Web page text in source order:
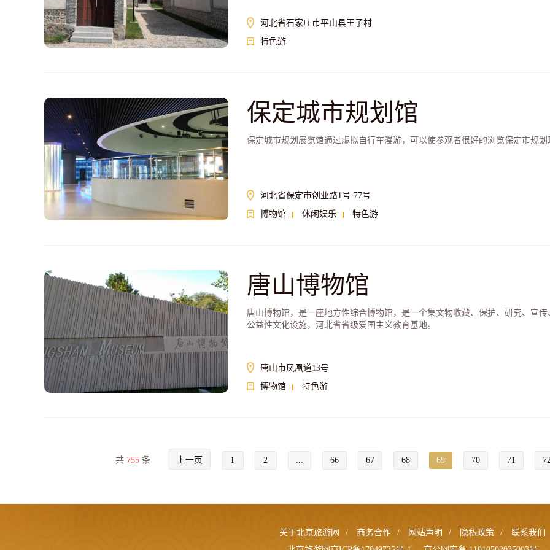
河北省石家庄市平山县王子村
特色游
保定城市规划馆
保定城市规划展览馆通过虚拟自行车漫游，可以使参观者很好的浏览保定市规划
河北省保定市创业路1号-77号
博物馆
休闲娱乐 特色游
唐山博物馆
唐山博物馆，是一座地方性综合博物馆，是一个集文物收藏、保护、研究、宣
公益性文化设施，河北省省级爱国主义教育基地。
唐山市凤凰道13号
博物馆
特色游
共 755条 上一页 1 2 ... 66 67 68 69 70 71
关于北京旅游网 / 商务合作 / 网站声明 / 隐私政策 /
联系我们